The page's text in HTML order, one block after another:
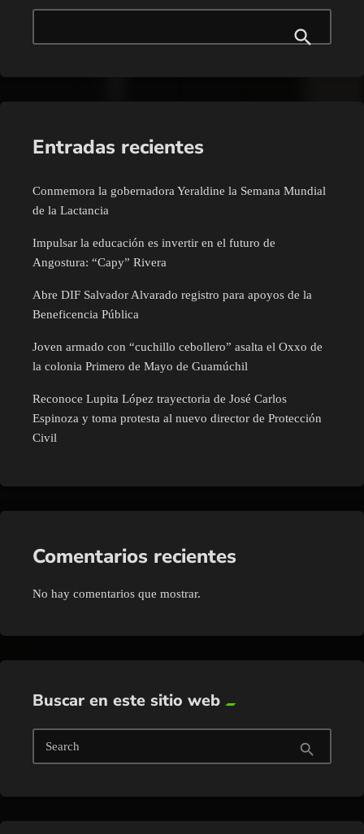
Entradas recientes
Conmemora la gobernadora Yeraldine la Semana Mundial
de la Lactancia
Impulsar la educación es invertir en el futuro de
Angostura: “Capy” Rivera
Abre DIF Salvador Alvarado registro para apoyos de la
Beneficencia Pública
Joven armado con “cuchillo cebollero” asalta el Oxxo de
la colonia Primero de Mayo de Guamúchil
Reconoce Lupita López trayectoria de José Carlos
Espinoza y toma protesta al nuevo director de Protección
Civil
Comentarios recientes
No hay comentarios que mostrar.
Buscar en este sitio web
Search search